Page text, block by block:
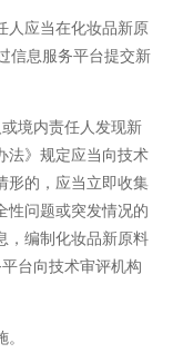
人应当在化妆品新原
信息服务平台提交新
境内责任人发现新
法》规定应当向技术
形的，应当立即收集
性问题或突发情况的
，编制化妆品新原料
台向技术审评机构